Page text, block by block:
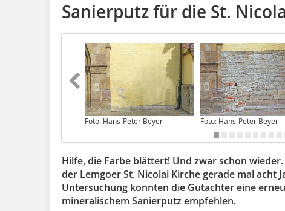
Sanierputz für die St.
Foto: Hans-Peter Beyer Foto: Hans-Peter Beyer
Hilfe, die Farbe blättert! Und zwar schon
der Lemgoer St. Nicolai Kirche gerade mal acht
Untersuchung konnten die Gutachter eine
mineralischem Sanierputz empfehlen.